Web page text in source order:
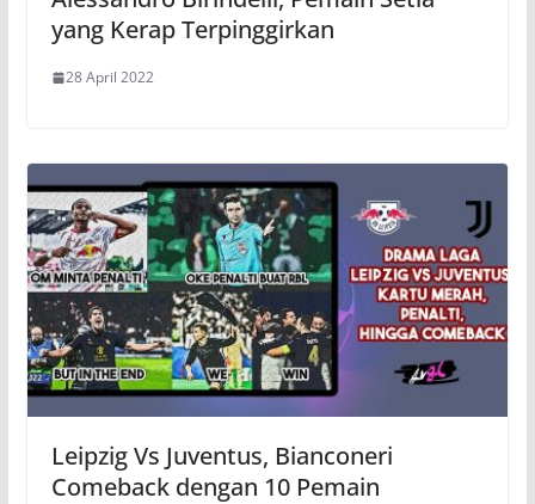
yang Kerap Terpinggirkan
28 April 2022
Leipzig Vs Juventus, Bianconeri
Comeback dengan 10 Pemain